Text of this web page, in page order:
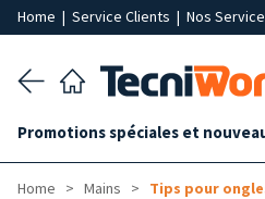
Home | Service Clients | Nos
Promotions spéciales et
Home Mains Tips pour